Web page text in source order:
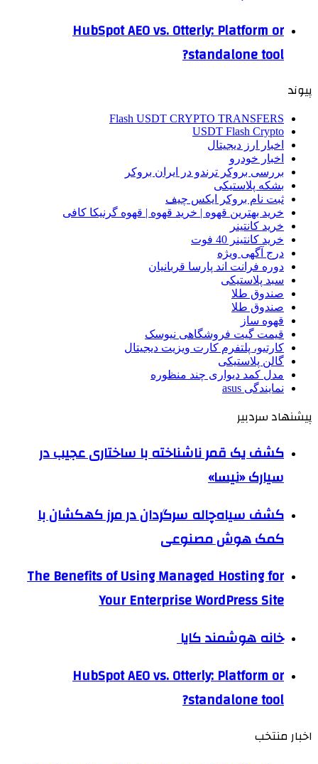
HubSpot AEO vs. Otterly: Platform or
standalone tool?
پیوند
Flash USDT CRYPTO TRANSFERS
USDT Flash Crypto
اخبار ارز دیجیتال
اخبار خودرو
بررسی بروکر ترندو در ایران بروکر
بشکه پلاستیکی
ثبت نام بروکر ایکس چیف
خرید بهترین قهوه | خرید قهوه | قهوه گرنیکا کافی
خرید کانتینر
خرید کانتینر 40 فوت
درج آگهی ویژه
دوره فرانت اند پارسا قربانیان
سبد پلاستیکی
صندوق طلا
صندوق طلا
قهوه ساز
قیمت گیت فروشگاهی نیوسک
کارتیو، پلتفرم کارت ویزیت دیجیتال
گالن پلاستیکی
مدل کمد دیواری چند منظوره
نمایندگی asus
پیشنهاد سردبیر
کشف یک قمر ناشناخته با ساختاری عجیب در
سیارک «نیسا»
کشف سیاه‌چاله سرگردان در مرز کهکشان با
کمک هوش مصنوعی
The Benefits of Using Managed Hosting for
Your Enterprise WordPress Site
خانه هوشمند کایا
HubSpot AEO vs. Otterly: Platform or
standalone tool?
اخبار منتخب